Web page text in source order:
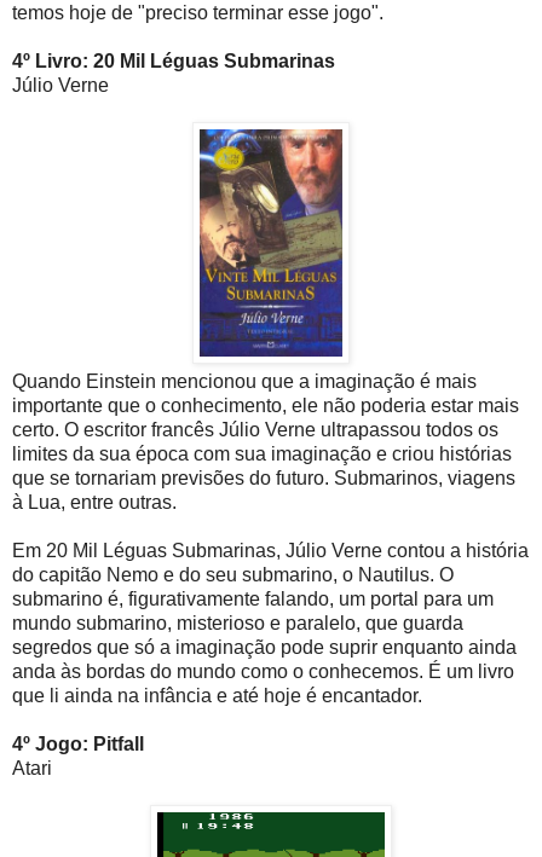
temos hoje de "preciso terminar esse jogo".
4º Livro: 20 Mil Léguas Submarinas
Júlio Verne
Quando Einstein mencionou que a imaginação é mais
importante que o conhecimento, ele não poderia estar mais
certo. O escritor francês Júlio Verne ultrapassou todos os
limites da sua época com sua imaginação e criou histórias
que se tornariam previsões do futuro. Submarinos, viagens
à Lua, entre outras.
Em 20 Mil Léguas Submarinas, Júlio Verne contou a história
do capitão Nemo e do seu submarino, o Nautilus. O
submarino é, figurativamente falando, um portal para um
mundo submarino, misterioso e paralelo, que guarda
segredos que só a imaginação pode suprir enquanto ainda
anda às bordas do mundo como o conhecemos. É um livro
que li ainda na infância e até hoje é encantador.
4º Jogo: Pitfall
Atari